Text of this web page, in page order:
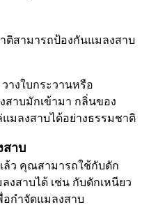
ติสามารถป้องกันแมลงสาบ
วางใบกระวานหรือ
าบมักเข้ามา กลิ่นของ
มลงสาบได้อย่างธรรมชาติ
สาบ
ล้ว คุณสามารถใช้กับดัก
งสาบได้ เช่น กับดักเหนียว
อกำจัดแมลงสาบ